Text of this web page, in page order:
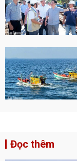
Đọc thêm